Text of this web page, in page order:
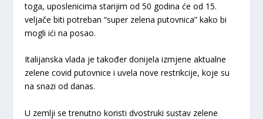
toga, uposlenicima starijim od 50 godina će od 15.
veljače biti potreban “super zelena putovnica” kako bi
mogli ići na posao.
Italijanska vlada je također donijela izmjene aktualne
zelene covid putovnice i uvela nove restrikcije, koje su
na snazi od danas.
U zemlji se trenutno koristi dvostruki sustav zelene